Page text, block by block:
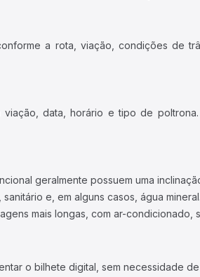
a rota, viação, condições de
data, horário e tipo de
geralmente possuem uma
e, em alguns casos, água mineral.
mais longas, com ar-condicionado,
o bilhete digital, sem necessidade